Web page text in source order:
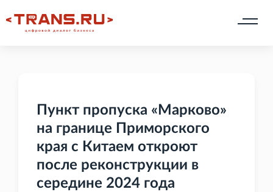
Пункт пропуска «Марково»
на границе Приморского
края с Китаем откроют
после реконструкции в
середине 2024 года